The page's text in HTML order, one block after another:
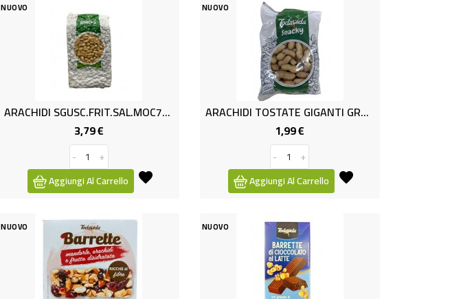
NUOVO
ARACHIDI SGUSC.FRIT.SAL.MOC750
3,79 €Prezzo
-
+
Aggiungi Al Carrello
NUOVO
ARACHIDI TOSTATE GIGANTI GR250
1,99 €
-
+
Aggiungi Al Carrello
NUOVO NUOVO